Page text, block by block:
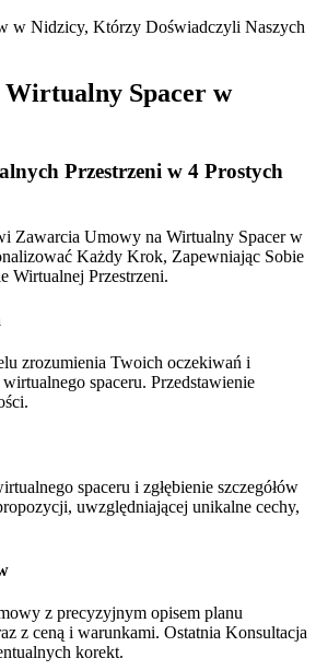
w Nidzicy, Którzy Doświadczyli Naszych
Spacer w
Przestrzeni w 4 Prostych
Zawarcia Umowy na Wirtualny Spacer w
Każdy Krok, Zapewniając Sobie
Wirtualnej Przestrzeni.
zrozumienia Twoich oczekiwań i
spaceru. Przedstawienie
spaceru i zgłębienie szczegółów
uwzględniającej unikalne cechy,
z precyzyjnym opisem planu
z ceną i warunkami. Ostatnia Konsultacja
korekt.